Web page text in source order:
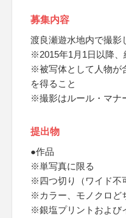
募集内容
渡良瀬遊水地内で撮影
※2015年1月1日以降
※被写体として人物が
を得ること
※撮影はルール・マナ
提出物
●作品
※単写真に限る
※四つ切り（ワイド不
※カラー、モノクロど
※銀塩プリントおよび